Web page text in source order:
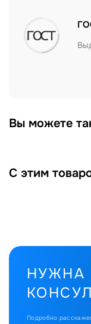
Вы можете
С этим
НУЖНА
Подробно